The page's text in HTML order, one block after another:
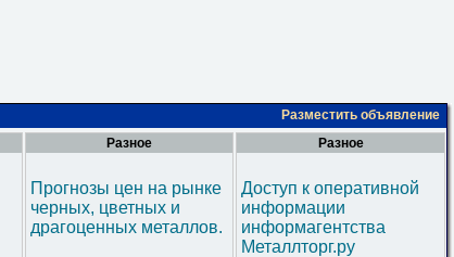
Разместить объявление
Разное
Прогнозы цен на рынке
черных, цветных и
драгоценных металлов.
Разное
Доступ к оперативной
информации
информагентства
Металлторг.ру